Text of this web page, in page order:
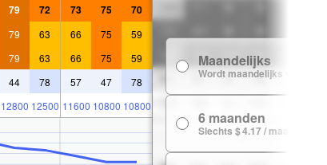
79 72 73 75 70
79 63 66 75 59
79 63 66 75 59
44 78 57 47 78
12800 12500 11600 10800 10800
Maandelijks
Wordt maandelijks verlengd
6 maanden
Slechts $ 4.17 / maand